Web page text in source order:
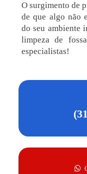
O surgimento de
de que algo não
do seu ambiente
limpeza de
especialistas!